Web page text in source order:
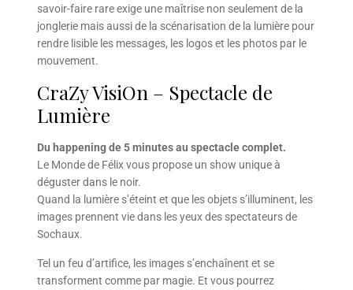
savoir-faire rare exige une maîtrise non seulement de la
jonglerie mais aussi de la scénarisation de la lumière pour
rendre lisible les messages, les logos et les photos par le
mouvement.
CraZy VisiOn – Spectacle de
Lumière
Du happening de 5 minutes au spectacle complet.
Le Monde de Félix vous propose un show unique à
déguster dans le noir.
Quand la lumière s’éteint et que les objets s’illuminent, les
images prennent vie dans les yeux des spectateurs de
Sochaux.
Tel un feu d’artifice, les images s’enchaînent et se
transforment comme par magie. Et vous pourrez